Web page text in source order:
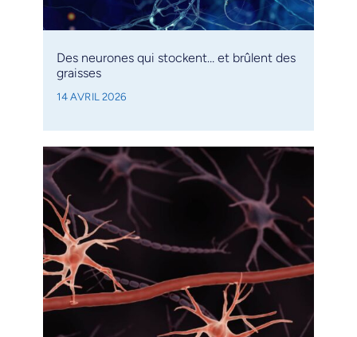
Des neurones qui stockent… et brûlent des
graisses
14 AVRIL 2026